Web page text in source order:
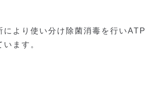
より使い分け除菌消毒を行い
ます。